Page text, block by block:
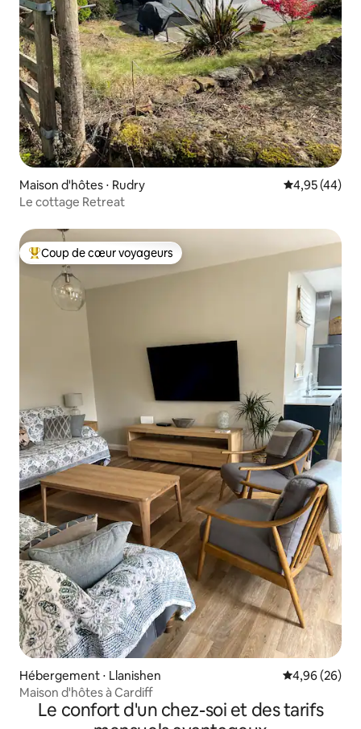
Maison d'hôtes ⋅ Rudry Évaluation
4,95 (44)
Le cottage Retreat
Coups de cœur voyageurs les plus appréciés
Coup de cœur voyageurs
Hébergement ⋅ Llanishen Évaluation
4,96 (26)
Maison d'hôtes à Cardiff
Le confort d'un chez-soi et des tarifs